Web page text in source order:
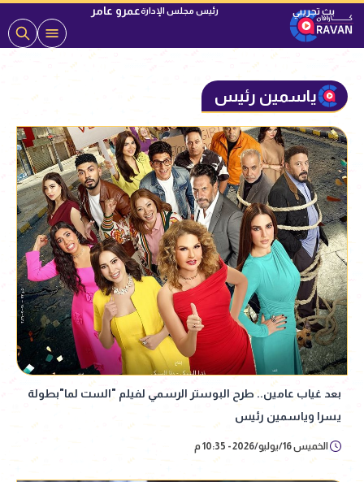
رئيس مجلس الإدارةعمرو عامر
ياسمين رئيس
بعد غياب عامين.. طرح البوستر الرسمي لفيلم "الست لما"بطولة
يسرا وياسمين رئيس
الخميس 16/يوليو/2026 - 10:35 م